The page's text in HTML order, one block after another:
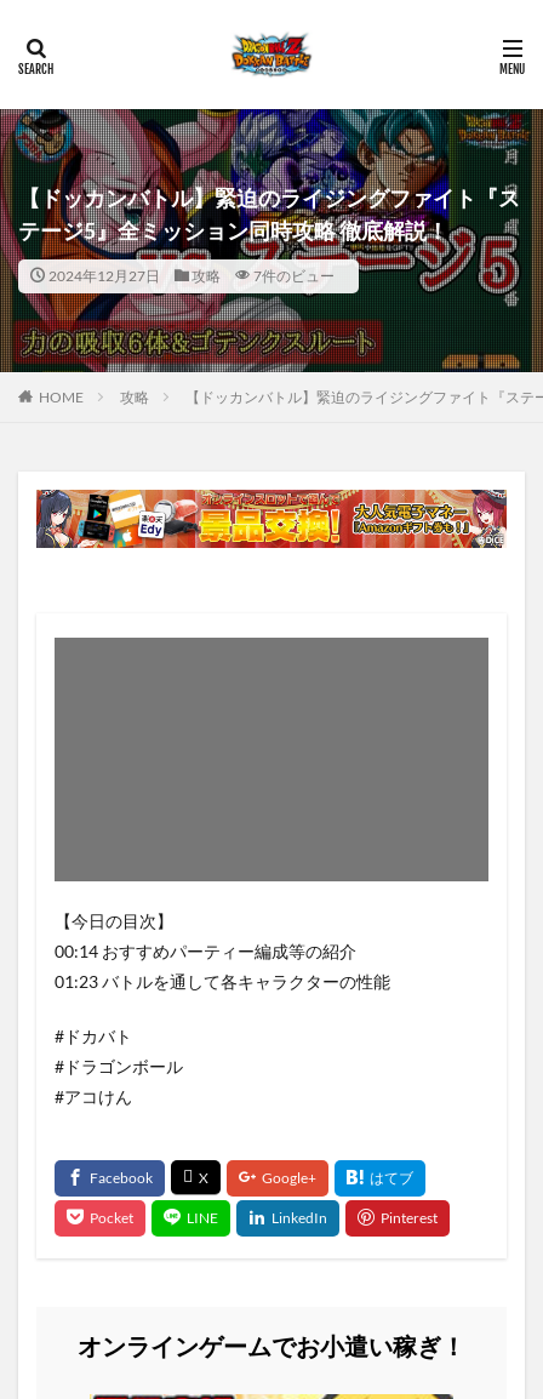
【ドッカンバトル】緊迫のライジングファイト『ス
テージ5』全ミッション同時攻略 徹底解説！
2024年12月27日 攻略 7件のビュー
HOME 攻略 【ドッカンバトル】緊迫のライジングファイト『ス
【今日の目次】
00:14 おすすめパーティー編成等の紹介
01:23 バトルを通して各キャラクターの性能
#ドカバト
#ドラゴンボール
#アコけん
オンラインゲームでお小遣い稼ぎ！